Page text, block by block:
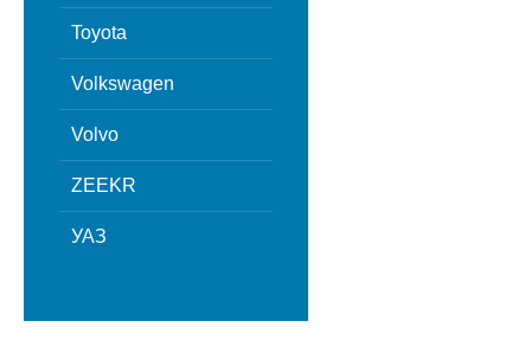
Toyota
Volkswagen
Volvo
ZEEKR
УАЗ